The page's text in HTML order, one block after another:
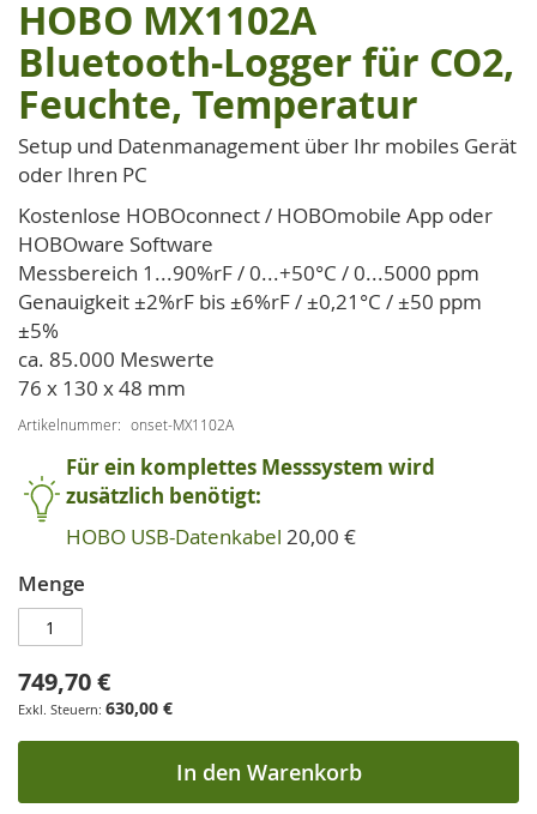
Zum
Anfang
der
Bildgalerie
springen
HOBO MX1102A
Bluetooth-Logger für CO2,
Feuchte, Temperatur
Setup und Datenmanagement über Ihr mobiles Gerät
oder Ihren PC
Kostenlose HOBOconnect / HOBOmobile App oder
HOBOware Software
Messbereich 1...90%rF / 0...+50°C / 0...5000 ppm
Genauigkeit ±2%rF bis ±6%rF / ±0,21°C / ±50 ppm
±5%
ca. 85.000 Meswerte
76 x 130 x 48 mm
Artikelnummer onset-MX1102A
Für ein komplettes Messsystem wird
zusätzlich benötigt:
HOBO USB-Datenkabel 20,00 €
Menge
749,70 €
630,00 €
In den Warenkorb